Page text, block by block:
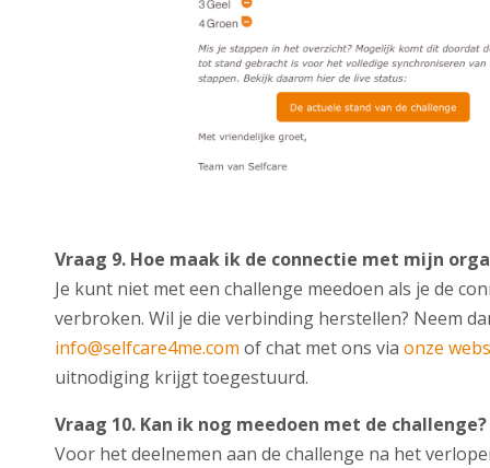
Vraag 9. Hoe maak ik de connectie met mijn
Je kunt niet met een challenge meedoen als je de
verbroken. Wil je die verbinding herstellen? Neem
info@selfcare4me.com of chat met ons via onze
uitnodiging krijgt toegestuurd.
Vraag 10. Kan ik nog meedoen met de challenge?
Voor het deelnemen aan de challenge na het